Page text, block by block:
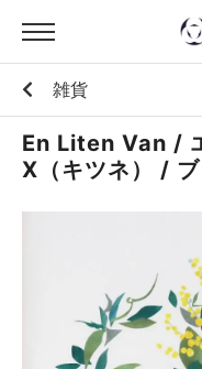
カテゴリー
ブランドから探す
お買い物ガイド
ポイントについて
雑貨
En Liten Van /
X（キツネ） /